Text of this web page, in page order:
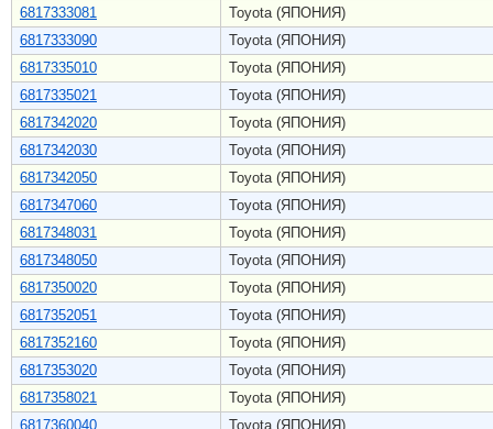
6817333081
Toyota (ЯПОНИЯ)
6817333090
Toyota (ЯПОНИЯ)
6817335010
Toyota (ЯПОНИЯ)
6817335021
Toyota (ЯПОНИЯ)
6817342020
Toyota (ЯПОНИЯ)
6817342030
Toyota (ЯПОНИЯ)
6817342050
Toyota (ЯПОНИЯ)
6817347060
Toyota (ЯПОНИЯ)
6817348031
Toyota (ЯПОНИЯ)
6817348050
Toyota (ЯПОНИЯ)
6817350020
Toyota (ЯПОНИЯ)
6817352051
Toyota (ЯПОНИЯ)
6817352160
Toyota (ЯПОНИЯ)
6817353020
Toyota (ЯПОНИЯ)
6817358021
Toyota (ЯПОНИЯ)
6817360040
Toyota (ЯПОНИЯ)